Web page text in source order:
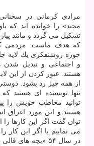
مرادی كرمانی در
مجید» را خوانده اند كه
تشكیل می گردد و مانند
كه هدف ماست. مردمی كه
حوزه روشنفكری یك
و اجتماعی و تبدیل شدن
هستند. عبور كردن از این
از همه چیز رد بشود.
تنها نویسنده ای هستید
توانید مخاطب خویش را
هستند و این مورد اغراق
توان گفت اگر این كارها را
می نماییم یا اگر این كار
در سال ۵۴ «بچه